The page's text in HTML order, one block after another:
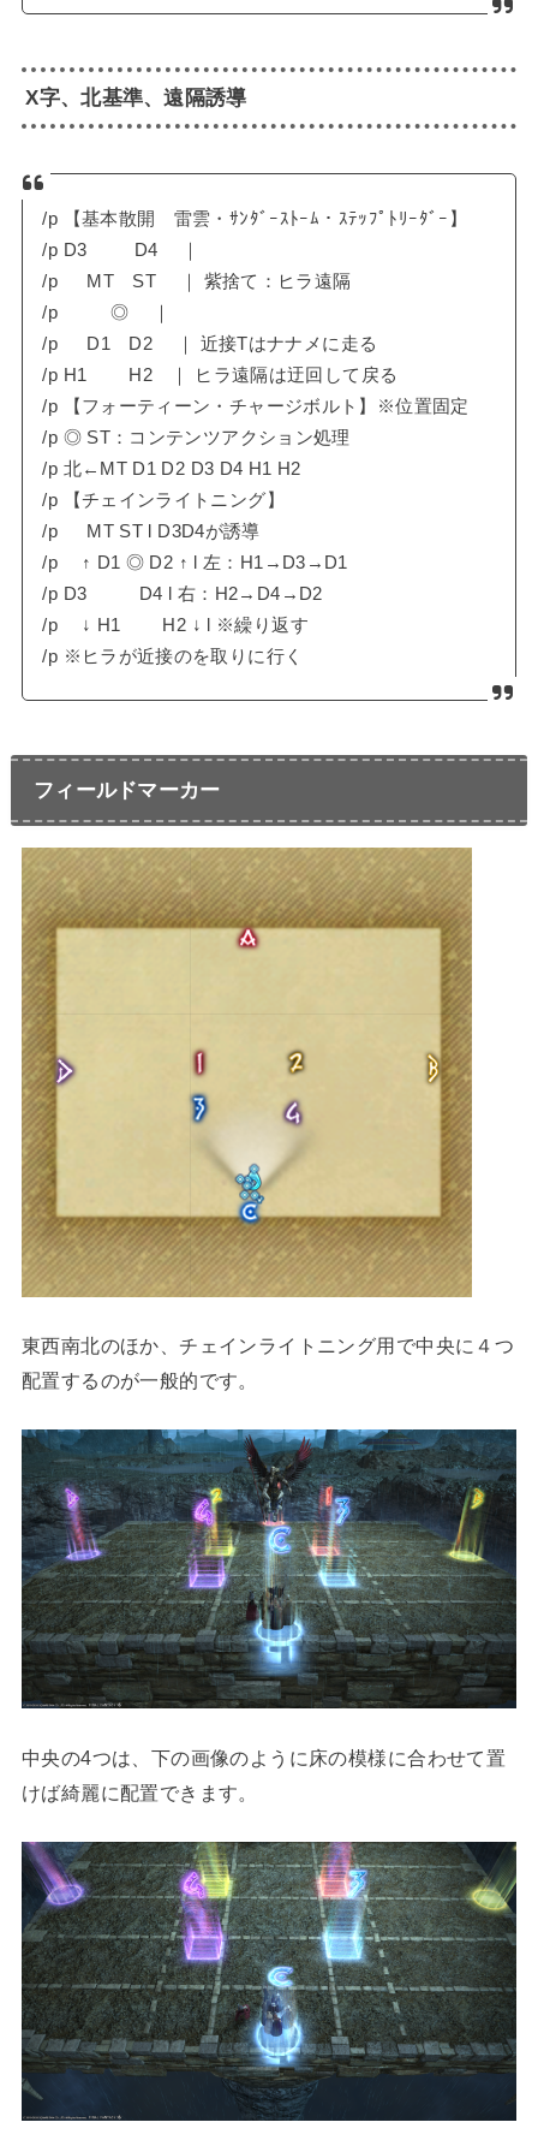
X字、北基準、遠隔誘導
/p 【基本散開 雷雲・ｻﾝﾀﾞｰｽﾄｰﾑ・ｽﾃｯﾌﾟﾄﾘｰﾀﾞｰ】
/p D3 D4 ｜
/p MT ST ｜ 紫捨て：ヒラ遠隔
/p ◎ ｜
/p D1 D2 ｜ 近接Tはナナメに走る
/p H1 H2 ｜ ヒラ遠隔は迂回して戻る
/p 【フォーティーン・チャージボルト】※位置固定
/p ◎ ST：コンテンツアクション処理
/p 北←MT D1 D2 D3 D4 H1 H2
/p 【チェインライトニング】
/p MT ST l D3D4が誘導
/p ↑ D1 ◎ D2 ↑ l 左：H1→D3→D1
/p D3 D4 l 右：H2→D4→D2
/p ↓ H1 H2 ↓ l ※繰り返す
/p ※ヒラが近接のを取りに行く
フィールドマーカー
東西南北のほか、チェインライトニング用で中央に４つ
配置するのが一般的です。
中央の4つは、下の画像のように床の模様に合わせて置
けば綺麗に配置できます。